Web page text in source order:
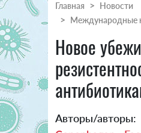
Главная
Новости
Международные
Новое
Авторы/авторы: